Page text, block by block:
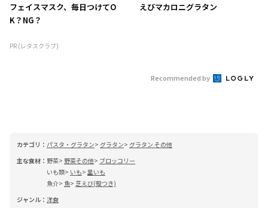
フェイスマスク、毎日つけてO
K？NG？
PR (レタスクラブ)
えびマカロニグラタン
Recommended by
カテゴリ： パスタ・グラタン グラタン
グラタン その他
主な食材： 野菜 野菜その他
ブロッコリー
いも類
いも
里いも
魚介
魚 芝えび(殻つき)
ジャンル： 洋食